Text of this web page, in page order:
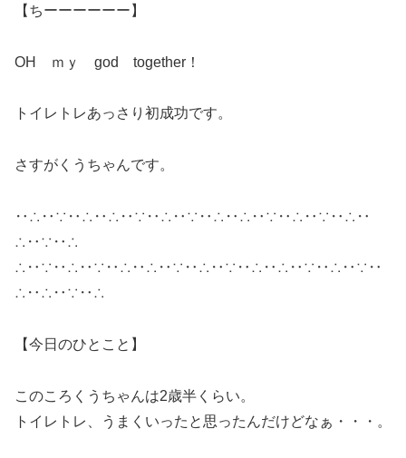
【ちーーーーーー】
OH ｍｙ god together！
トイレトレあっさり初成功です。
さすがくうちゃんです。
‥∴‥∵‥∴‥∴‥∵‥∴‥∵‥∴‥∴‥∵‥∴‥∵‥∴‥
∴‥∵‥∴
∴‥∵‥∴‥∵‥∴‥∴‥∵‥∴‥∵‥∴‥∴‥∵‥∴‥∵‥
∴‥∴‥∵‥∴
【今日のひとこと】
このころくうちゃんは2歳半くらい。
トイレトレ、うまくいったと思ったんだけどなぁ・・・。